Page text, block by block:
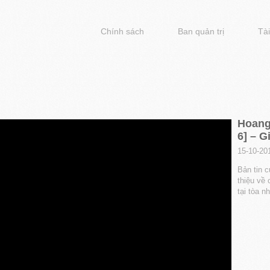
Chính sách Ban quản trị
6] –
15-10-
Bản tin
thiệu về
tại tòa